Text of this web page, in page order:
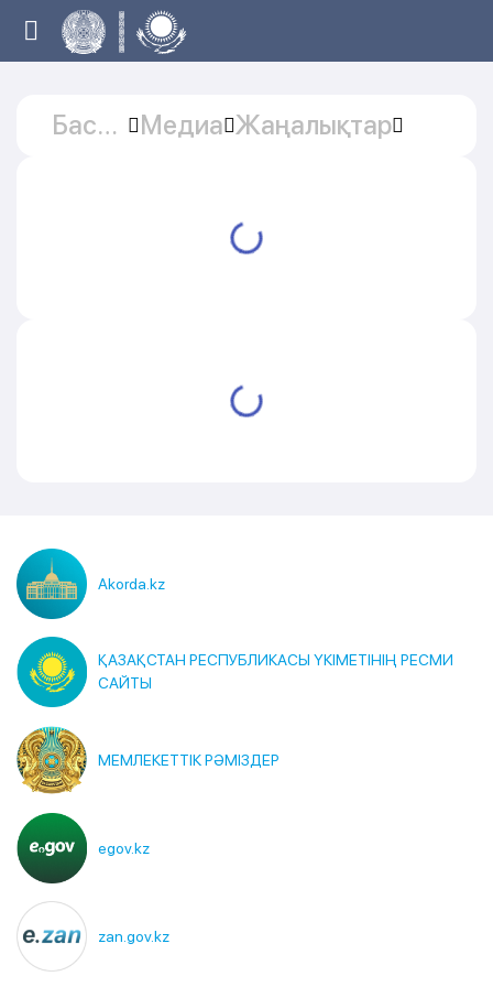
Басты
Медиа Жаңалықтар
Akorda.kz
ҚАЗАҚСТАН РЕСПУБЛИКАСЫ ҮКІМЕТІНІҢ РЕСМИ
САЙТЫ
МЕМЛЕКЕТТІК РӘМІЗДЕР
egov.kz
zan.gov.kz